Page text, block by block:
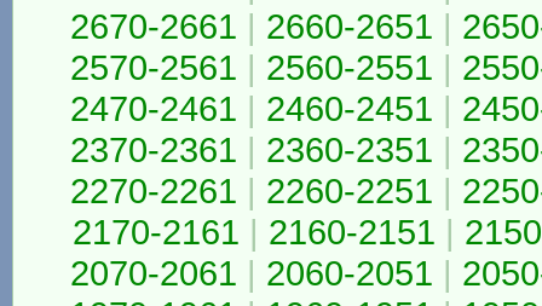
2670-2661 | 2660-2651 |
2570-2561 | 2560-2551 |
2470-2461 | 2460-2451 |
2370-2361 | 2360-2351 |
2270-2261 | 2260-2251 |
2170-2161 | 2160-2151 |
2070-2061 | 2060-2051 |